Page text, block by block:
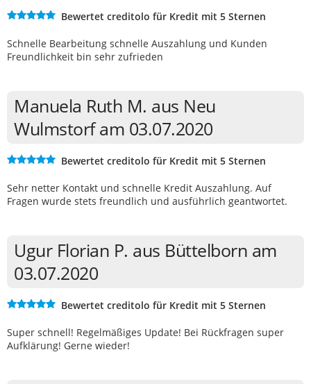
Bewertet creditolo für Kredit mit 5 Sternen
Schnelle Bearbeitung schnelle Auszahlung und Kunden
Freundlichkeit bin sehr zufrieden
Manuela Ruth M. aus Neu
Wulmstorf am 03.07.2020
Bewertet creditolo für Kredit mit 5 Sternen
Sehr netter Kontakt und schnelle Kredit Auszahlung. Auf
Fragen wurde stets freundlich und ausführlich geantwortet.
Ugur Florian P. aus Büttelborn am
03.07.2020
Bewertet creditolo für Kredit mit 5 Sternen
Super schnell! Regelmäßiges Update! Bei Rückfragen super
Aufklärung! Gerne wieder!